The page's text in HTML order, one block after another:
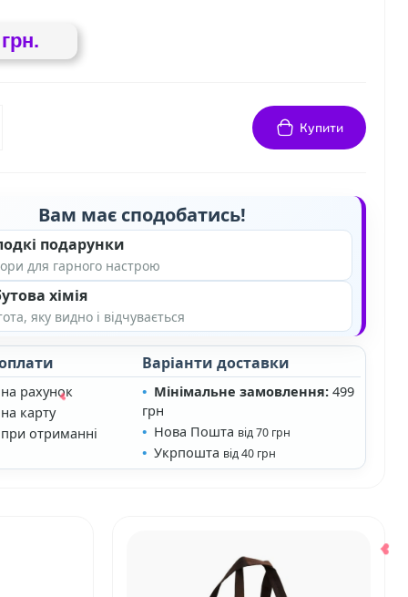
Купити
Вам має сподобатись!
подарунки
для гарного настрою
хімія
яку видно і відчувається
рахунок
карту
отриманні
Варіанти доставки
Мінімальне замовлення:499
грн
Нова Пошта від 70 грн
Укрпошта від 40 грн